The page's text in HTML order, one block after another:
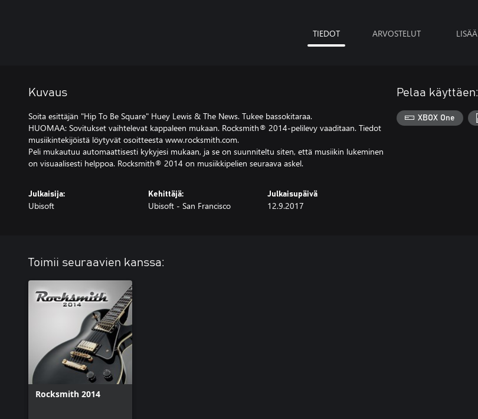
TIEDOT ARVOSTELUT LISÄÄ
Kuvaus
Soita esittäjän "Hip To Be Square" Huey Lewis & The News. Tukee bassokitaraa.
HUOMAA: Sovitukset vaihtelevat kappaleen mukaan. Rocksmith® 2014-pelilevy vaaditaan. Tiedot
musiikintekijöistä löytyvät osoitteesta www.rocksmith.com.
Peli mukautuu automaattisesti kykyjesi mukaan, ja se on suunniteltu siten, että musiikin lukeminen
on visuaalisesti helppoa. Rocksmith® 2014 on musiikkipelien seuraava askel.
Julkaisija:
Ubisoft
Kehittäjä:
Ubisoft - San Francisco
Julkaisupäivä
12.9.2017
Pelaa käyttäen:
XBOX One
Toimii seuraavien kanssa:
Rocksmith 2014